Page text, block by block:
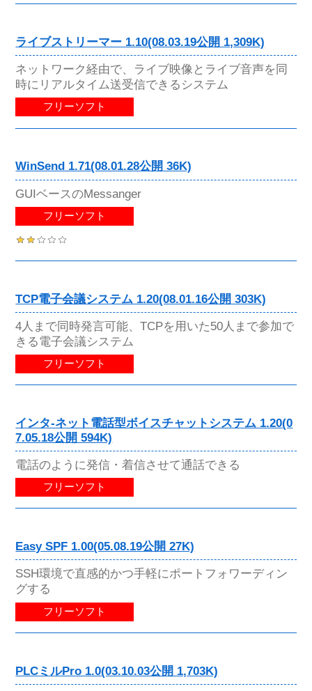
ライブストリーマー 1.10(08.03.19公開 1,309K)
ネットワーク経由で、ライブ映像とライブ音声を同
時にリアルタイム送受信できるシステム
フリーソフト
WinSend 1.71(08.01.28公開 36K)
GUIベースのMessanger
フリーソフト
TCP電子会議システム 1.20(08.01.16公開 303K)
4人まで同時発言可能、TCPを用いた50人まで参加で
きる電子会議システム
フリーソフト
インタ-ネット電話型ボイスチャットシステム 1.20(0
7.05.18公開 594K)
電話のように発信・着信させて通話できる
フリーソフト
Easy SPF 1.00(05.08.19公開 27K)
SSH環境で直感的かつ手軽にポートフォワーディン
グする
フリーソフト
PLCミルPro 1.0(03.10.03公開 1,703K)